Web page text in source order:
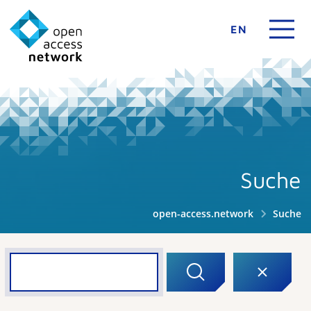
EN
Suche
open-access.network Suche